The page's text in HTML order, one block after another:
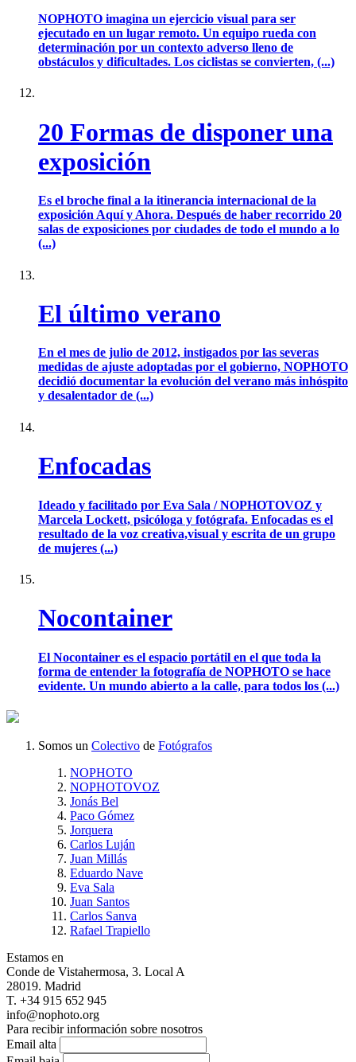
NOPHOTO imagina un ejercicio visual para ser
ejecutado en un lugar remoto. Un equipo rueda con
determinación por un contexto adverso lleno de
obstáculos y dificultades. Los ciclistas se convierten, (...)
20 Formas de disponer una
exposición
Es el broche final a la itinerancia internacional de la
exposición Aquí y Ahora. Después de haber recorrido 20
salas de exposiciones por ciudades de todo el mundo a lo
(...)
El último verano
En el mes de julio de 2012, instigados por las severas
medidas de ajuste adoptadas por el gobierno, NOPHOTO
decidió documentar la evolución del verano más inhóspito
y desalentador de (...)
Enfocadas
Ideado y facilitado por Eva Sala / NOPHOTOVOZ y
Marcela Lockett, psicóloga y fotógrafa. Enfocadas es el
resultado de la voz creativa,visual y escrita de un grupo
de mujeres (...)
Nocontainer
El Nocontainer es el espacio portátil en el que toda la
forma de entender la fotografía de NOPHOTO se hace
evidente. Un mundo abierto a la calle, para todos los (...)
Somos un Colectivo de Fotógrafos
NOPHOTO
NOPHOTOVOZ
Jonás Bel
Paco Gómez
Jorquera
Carlos Luján
Juan Millás
Eduardo Nave
Eva Sala
Juan Santos
Carlos Sanva
Rafael Trapiello
Estamos en
Conde de Vistahermosa, 3. Local A
28019. Madrid
T. +34 915 652 945
info@nophoto.org
Para recibir información sobre nosotros
Email alta